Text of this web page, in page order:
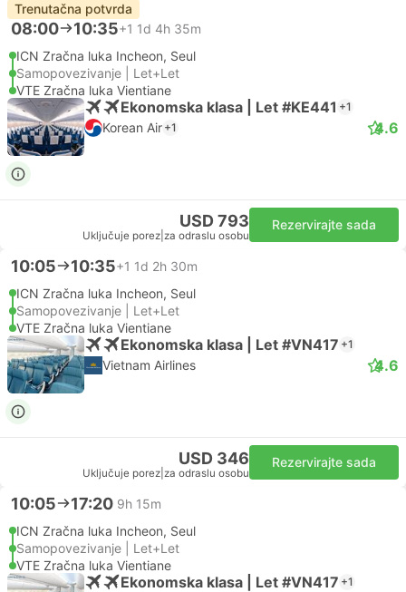
Trenutačna potvrda
08:00 10:35+1 1d 4h 35m
ICN Zračna luka Incheon, Seul
Samopovezivanje | Let+Let
VTE Zračna luka Vientiane
Ekonomska klasa | Let #KE441 +1
Korean Air +1 4.6
USD 793
Uključuje porez za odraslu osobu
Rezervirajte sada
10:05 10:35+1 1d 2h 30m
ICN Zračna luka Incheon, Seul
Samopovezivanje | Let+Let
VTE Zračna luka Vientiane
Ekonomska klasa | Let #VN417 +1
Vietnam Airlines 4.6
USD 346
Uključuje porez za odraslu osobu
Rezervirajte sada
10:05 17:20 9h 15m
ICN Zračna luka Incheon, Seul
Samopovezivanje | Let+Let
VTE Zračna luka Vientiane
Ekonomska klasa | Let #VN417 +1